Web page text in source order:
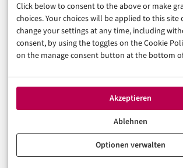
Click below to consent to the above or make
choices. Your choices will be applied to this site
change your settings at any time, including
consent, by using the toggles on the Cookie
on the manage consent button at the bottom
Akzeptieren
Ablehnen
Optionen verwalten
Unsere Redaktion
Werbeformate & Media Kit
Rechtliches
Datenschutzerklärung (EU)
Cookie-Richtlinie (EU)